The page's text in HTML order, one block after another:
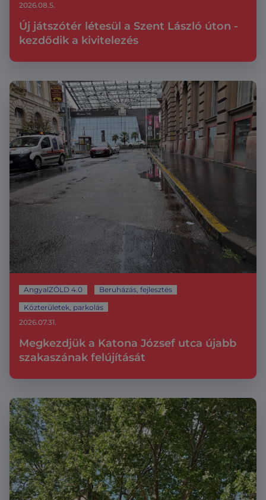
Új játszótér létesül a Szent László úton -
kezdődik a kivitelezés
2026.08.5.
AngyalZÖLD 4.0
Beruházás, fejlesztés
Közterületek, parkolás
Megkezdjük a Katona József utca újabb
szakaszának felújítását
2026.07.31.